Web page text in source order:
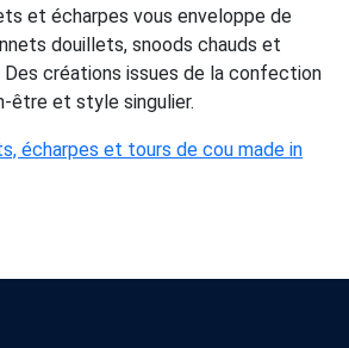
et écharpes vous enveloppe de
douillets, snoods chauds et
créations issues de la confection
être et style singulier.
écharpes et tours de cou made in